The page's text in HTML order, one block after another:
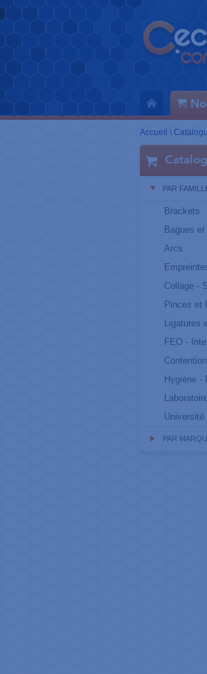
Accueil \
PAR
Brackets
Bagues
Arcs
Collage -
Pinces et
Ligatures
FEO -
Contention
Hygiène -
Université
PAR